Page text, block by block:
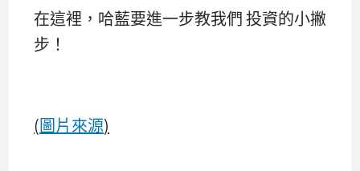
在這裡，哈藍要進一步教我們 投資的小撇
步！
(圖片來源)